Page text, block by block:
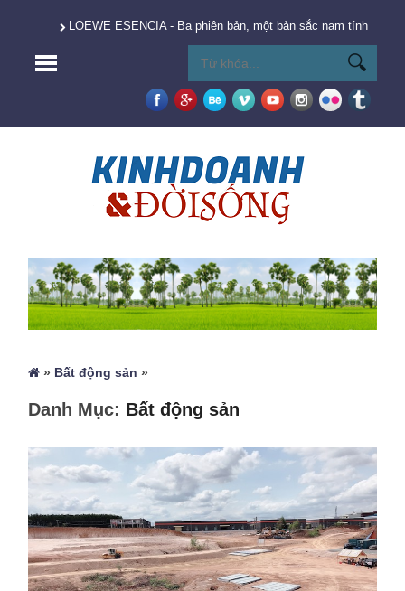
LOEWE ESENCIA - Ba phiên bản, một bản sắc nam tính vượt
» Bất động sản »
Danh Mục: Bất động sản